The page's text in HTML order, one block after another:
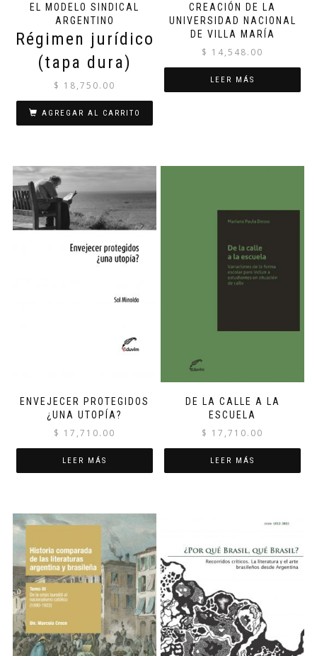
EL MODELO SINDICAL
ARGENTINO
Régimen jurídico
(tapa dura)
$ 18,750.00
AGREGAR AL CARRITO
CREACIÓN DE LA
UNIVERSIDAD NACIONAL
DE VILLA MARÍA
$ 14,548.00
LEER MÁS
ENVEJECER PROTEGIDOS
¿UNA UTOPÍA?
$ 17,710.00
LEER MÁS
DE LA CALLE A LA
ESCUELA
$ 17,710.00
LEER MÁS